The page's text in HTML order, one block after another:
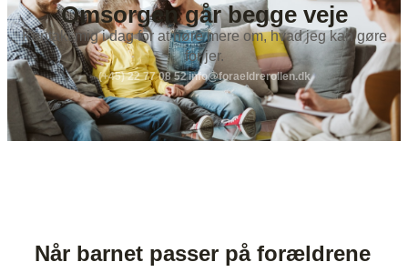
Omsorgen går begge veje
Kontakt mig i dag for at høre mere om, hvad jeg kan gøre
for jer.
(+45) 22 77 08 52info@foraeldrerollen.dk
Når barnet passer på forældrene